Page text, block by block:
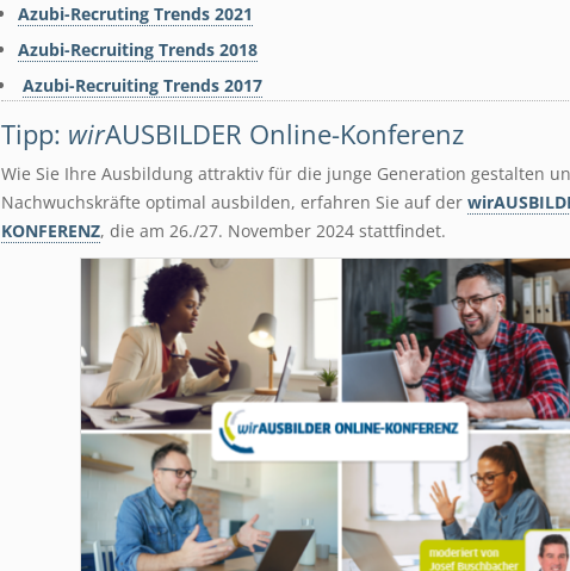
Azubi-Recruting Trends 2021
Azubi-Recruiting Trends 2018
Azubi-Recruiting Trends 2017
Tipp: wirAUSBILDER Online-Konferenz
Wie Sie Ihre Ausbildung attraktiv für die junge Generation gestalten
Nachwuchskräfte optimal ausbilden, erfahren Sie auf der
KONFERENZ, die am 26./27. November 2024 stattfindet.